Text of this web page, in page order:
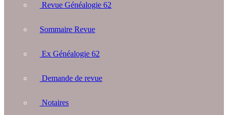
Revue Généalogie 62
Sommaire Revue
Ex Généalogie 62
Demande de revue
Notaires